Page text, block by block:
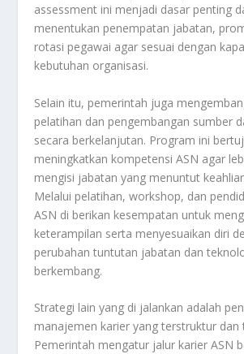
assessment ini menjadi dasar penting
menentukan penempatan jabatan,
rotasi pegawai agar sesuai dengan
kebutuhan organisasi.
Selain itu, pemerintah juga
pelatihan dan pengembangan sumber
secara berkelanjutan. Program ini
meningkatkan kompetensi ASN agar
mengisi jabatan yang menuntut
Melalui pelatihan, workshop, dan
ASN di berikan kesempatan untuk
keterampilan serta menyesuaikan diri
perubahan tuntutan jabatan dan
berkembang.
Strategi lain yang di jalankan adalah
manajemen karier yang terstruktur dan
Pemerintah mengatur jalur karier ASN